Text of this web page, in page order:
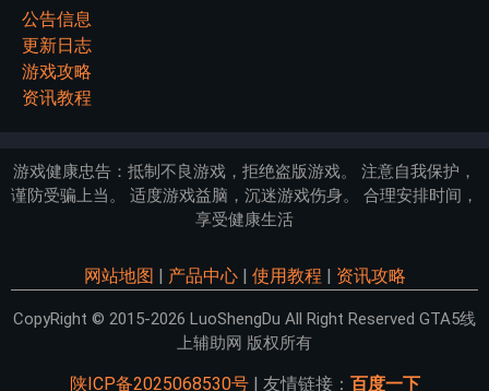
公告信息
更新日志
游戏攻略
资讯教程
游戏健康忠告：抵制不良游戏，拒绝盗版游戏。 注意自我保护，
谨防受骗上当。 适度游戏益脑，沉迷游戏伤身。 合理安排时间，
享受健康生活
网站地图 产品中心| 使用教程 资讯攻略
CopyRight © 2015-2026 LuoShengDu All Right Reserved GTA5线
上辅助网 版权所有
陕ICP备2025068530号| 友情链接： 百度一下